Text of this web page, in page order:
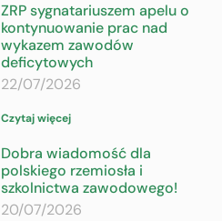
ZRP sygnatariuszem apelu o
kontynuowanie prac nad
wykazem zawodów
deficytowych
22/07/2026
Czytaj więcej
Dobra wiadomość dla
polskiego rzemiosła i
szkolnictwa zawodowego!
20/07/2026